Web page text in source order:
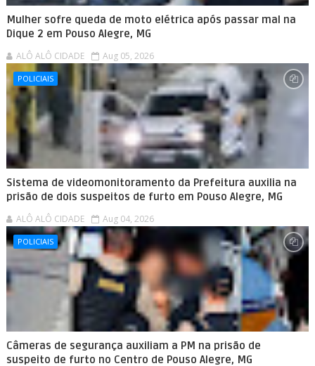
Mulher sofre queda de moto elétrica após passar mal na
Dique 2 em Pouso Alegre, MG
ALÔ ALÔ CIDADE Aug 05, 2026
POLICIAIS
Sistema de videomonitoramento da Prefeitura auxilia na
prisão de dois suspeitos de furto em Pouso Alegre, MG
ALÔ ALÔ CIDADE Aug 04, 2026
POLICIAIS
Câmeras de segurança auxiliam a PM na prisão de
suspeito de furto no Centro de Pouso Alegre, MG